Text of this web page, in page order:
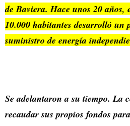
de Baviera. Hace unos 20 años,
10.000 habitantes desarrolló un
suministro de energía
Se adelantaron a su tiempo. La
recaudar sus propios fondos